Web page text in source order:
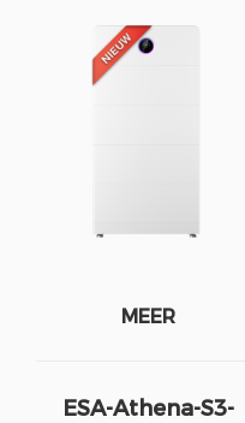
MEER
ESA-Athena-S3-